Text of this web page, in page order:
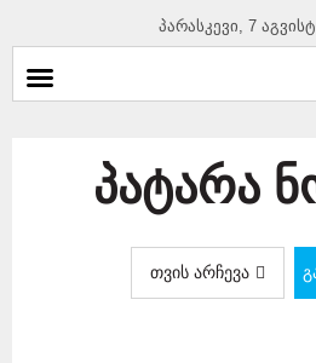
პარასკევი, 7
პატარა
თვის არჩევა